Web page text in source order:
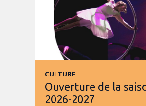
CULTURE
Ouverture de la
2026-2027